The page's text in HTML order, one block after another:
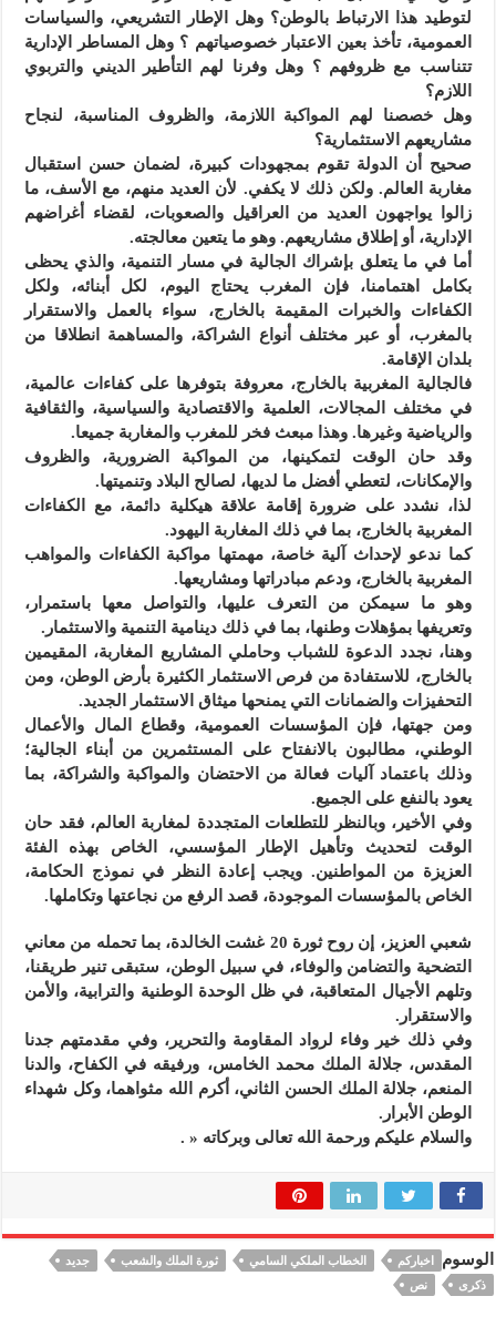
لتوطيد هذا الارتباط بالوطن؟ وهل الإطار التشريعي، والسياسات
العمومية، تأخذ بعين الاعتبار خصوصياتهم ؟ وهل المساطر الإدارية
تتناسب مع ظروفهم ؟ وهل وفرنا لهم التأطير الديني والتربوي
اللازم؟
وهل خصصنا لهم المواكبة اللازمة، والظروف المناسبة، لنجاح
مشاريعهم الاستثمارية؟
صحيح أن الدولة تقوم بمجهودات كبيرة، لضمان حسن استقبال
مغاربة العالم. ولكن ذلك لا يكفي. لأن العديد منهم، مع الأسف، ما
زالوا يواجهون العديد من العراقيل والصعوبات، لقضاء أغراضهم
الإدارية، أو إطلاق مشاريعهم. وهو ما يتعين معالجته.
أما في ما يتعلق بإشراك الجالية في مسار التنمية، والذي يحظى
بكامل اهتمامنا، فإن المغرب يحتاج اليوم، لكل أبنائه، ولكل
الكفاءات والخبرات المقيمة بالخارج، سواء بالعمل والاستقرار
بالمغرب، أو عبر مختلف أنواع الشراكة، والمساهمة انطلاقا من
بلدان الإقامة.
فالجالية المغربية بالخارج، معروفة بتوفرها على كفاءات عالمية،
في مختلف المجالات، العلمية والاقتصادية والسياسية، والثقافية
والرياضية وغيرها. وهذا مبعث فخر للمغرب والمغاربة جميعا.
وقد حان الوقت لتمكينها، من المواكبة الضرورية، والظروف
والإمكانات، لتعطي أفضل ما لديها، لصالح البلاد وتنميتها.
لذا، نشدد على ضرورة إقامة علاقة هيكلية دائمة، مع الكفاءات
المغربية بالخارج، بما في ذلك المغاربة اليهود.
كما ندعو لإحداث آلية خاصة، مهمتها مواكبة الكفاءات والمواهب
المغربية بالخارج، ودعم مبادراتها ومشاريعها.
وهو ما سيمكن من التعرف عليها، والتواصل معها باستمرار،
وتعريفها بمؤهلات وطنها، بما في ذلك دينامية التنمية والاستثمار.
وهنا، نجدد الدعوة للشباب وحاملي المشاريع المغاربة، المقيمين
بالخارج، للاستفادة من فرص الاستثمار الكثيرة بأرض الوطن، ومن
التحفيزات والضمانات التي يمنحها ميثاق الاستثمار الجديد.
ومن جهتها، فإن المؤسسات العمومية، وقطاع المال والأعمال
الوطني، مطالبون بالانفتاح على المستثمرين من أبناء الجالية؛
وذلك باعتماد آليات فعالة من الاحتضان والمواكبة والشراكة، بما
يعود بالنفع على الجميع.
وفي الأخير، وبالنظر للتطلعات المتجددة لمغاربة العالم، فقد حان
الوقت لتحديث وتأهيل الإطار المؤسسي، الخاص بهذه الفئة
العزيزة من المواطنين. ويجب إعادة النظر في نموذج الحكامة،
الخاص بالمؤسسات الموجودة، قصد الرفع من نجاعتها وتكاملها.
شعبي العزيز، إن روح ثورة 20 غشت الخالدة، بما تحمله من معاني
التضحية والتضامن والوفاء، في سبيل الوطن، ستبقى تنير طريقنا،
وتلهم الأجيال المتعاقبة، في ظل الوحدة الوطنية والترابية، والأمن
والاستقرار.
وفي ذلك خير وفاء لرواد المقاومة والتحرير، وفي مقدمتهم جدنا
المقدس، جلالة الملك محمد الخامس، ورفيقه في الكفاح، والدنا
المنعم، جلالة الملك الحسن الثاني، أكرم الله مثواهما، وكل شهداء
الوطن الأبرار.
والسلام عليكم ورحمة الله تعالى وبركاته « .
الوسوم اخباركم الخطاب الملكي السامي ثورة الملك والشعب
جديد
ذكرى
نص